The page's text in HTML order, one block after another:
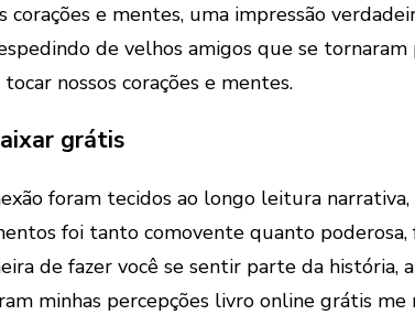
corações e mentes, uma impressão
de velhos amigos que se
nossos corações e mentes.
grátis
foram tecidos ao longo leitura
foi tanto comovente quanto
de fazer você se sentir parte da história,
minhas percepções livro online grátis